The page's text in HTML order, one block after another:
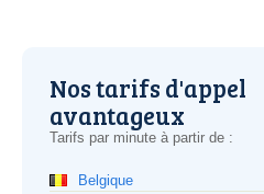
Nos tarifs d'appel
avantageux
Tarifs par minute à partir de :
Belgique